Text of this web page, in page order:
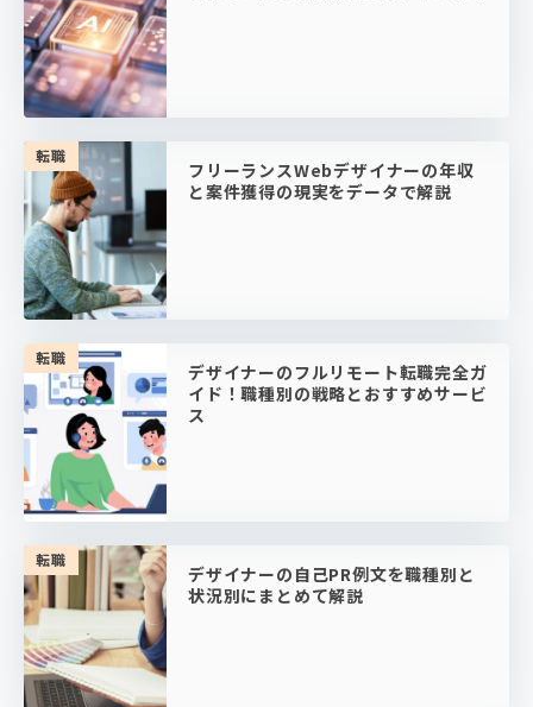
転職
フリーランスWebデザイナーの年収
と案件獲得の現実をデータで解説
転職
デザイナーのフルリモート転職完全ガ
イド！職種別の戦略とおすすめサービ
ス
転職
デザイナーの自己PR例文を職種別と
状況別にまとめて解説